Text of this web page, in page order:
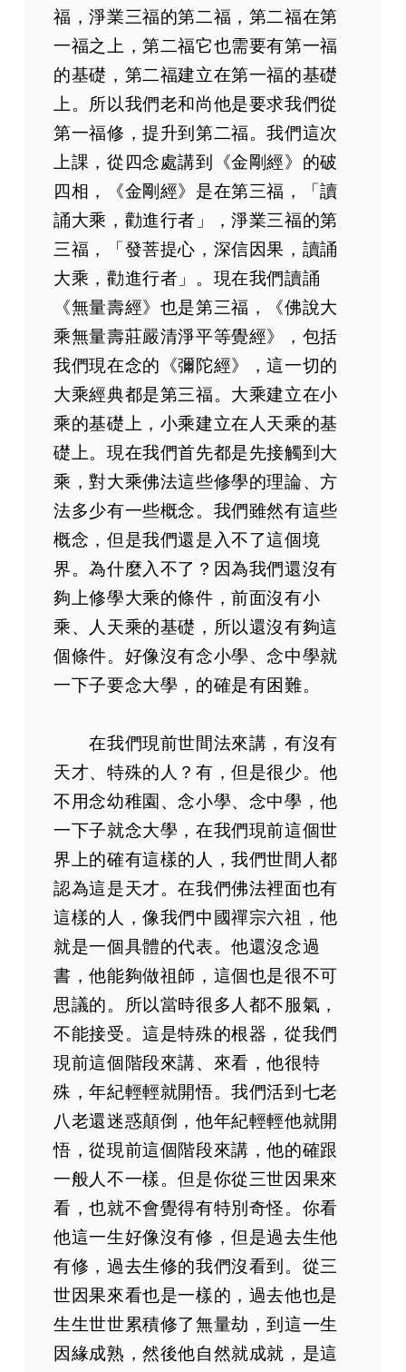
福，淨業三福的第二福，第二福在第
一福之上，第二福它也需要有第一福
的基礎，第二福建立在第一福的基礎
上。所以我們老和尚他是要求我們從
第一福修，提升到第二福。我們這次
上課，從四念處講到《金剛經》的破
四相，《金剛經》是在第三福，「讀
誦大乘，勸進行者」，淨業三福的第
三福，「發菩提心，深信因果，讀誦
大乘，勸進行者」。現在我們讀誦
《無量壽經》也是第三福，《佛說大
乘無量壽莊嚴清淨平等覺經》，包括
我們現在念的《彌陀經》，這一切的
大乘經典都是第三福。大乘建立在小
乘的基礎上，小乘建立在人天乘的基
礎上。現在我們首先都是先接觸到大
乘，對大乘佛法這些修學的理論、方
法多少有一些概念。我們雖然有這些
概念，但是我們還是入不了這個境
界。為什麼入不了？因為我們還沒有
夠上修學大乘的條件，前面沒有小
乘、人天乘的基礎，所以還沒有夠這
個條件。好像沒有念小學、念中學就
一下子要念大學，的確是有困難。
在我們現前世間法來講，有沒有
天才、特殊的人？有，但是很少。他
不用念幼稚園、念小學、念中學，他
一下子就念大學，在我們現前這個世
界上的確有這樣的人，我們世間人都
認為這是天才。在我們佛法裡面也有
這樣的人，像我們中國禪宗六祖，他
就是一個具體的代表。他還沒念過
書，他能夠做祖師，這個也是很不可
思議的。所以當時很多人都不服氣，
不能接受。這是特殊的根器，從我們
現前這個階段來講、來看，他很特
殊，年紀輕輕就開悟。我們活到七老
八老還迷惑顛倒，他年紀輕輕他就開
悟，從現前這個階段來講，他的確跟
一般人不一樣。但是你從三世因果來
看，也就不會覺得有特別奇怪。你看
他這一生好像沒有修，但是過去生他
有修，過去生修的我們沒看到。從三
世因果來看也是一樣的，過去他也是
生生世世累積修了無量劫，到這一生
因緣成熟，然後他自然就成就，是這